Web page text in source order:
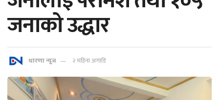
जनाको उद्धार
धारणा न्यूज २ महिना अगाडि